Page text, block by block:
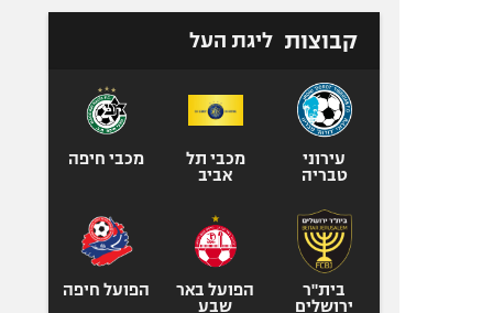
טניס
כדורעף
ספורט אולימפי
קבוצות ליגת העל
עירוני
טבריה
מכבי תל
אביב
מכבי חיפה
בית"ר
ירושלים
הפועל באר
שבע
הפועל חיפה